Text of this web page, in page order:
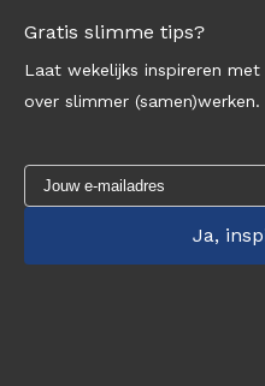
Gratis slimme tips?
Laat wekelijks inspireren
over slimmer